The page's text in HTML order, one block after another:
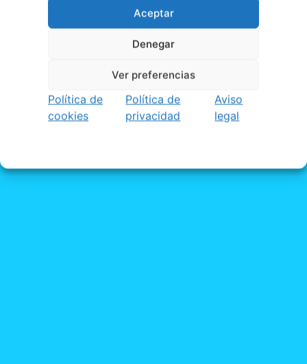
Aceptar
Denegar
Ver preferencias
Política de
cookies
Política de
privacidad
Aviso
legal
¿QUIERES RECIBIR NOTIFICACIONES DE LOS
EVENTOS DE TU CIUDAD?